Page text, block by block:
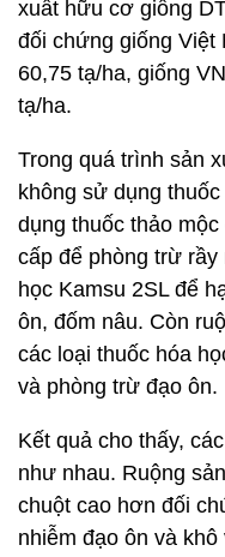
xuất hữu cơ giống
đối chứng giống Việt
60,75 tạ/ha, giống
tạ/ha.
Trong quá trình sản
không sử dụng
dụng thuốc thảo
cấp để phòng trừ
học Kamsu 2SL để
ôn, đốm nâu. Còn
các loại thuốc hóa
và phòng trừ đạo ôn.
Kết quả cho thấy,
như nhau. Ruộng
chuột cao hơn đối
nhiễm đạo ôn và